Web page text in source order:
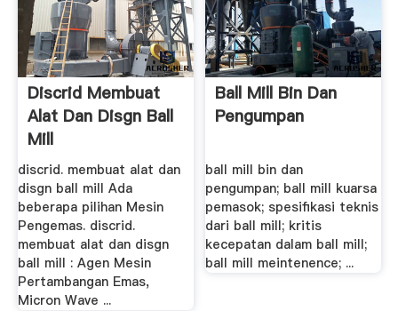
Discrid Membuat
Alat Dan Disgn Ball
Mill
discrid. membuat alat dan
disgn ball mill Ada
beberapa pilihan Mesin
Pengemas. discrid.
membuat alat dan disgn
ball mill : Agen Mesin
Pertambangan Emas,
Micron Wave ...
Ball Mill Bin Dan
Pengumpan
ball mill bin dan
pengumpan; ball mill kuarsa
pemasok; spesifikasi teknis
dari ball mill; kritis
kecepatan dalam ball mill;
ball mill meintenence; ...